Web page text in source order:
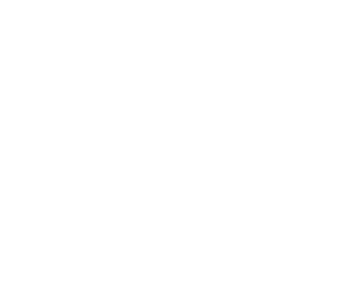
十月开幕，中国美妆出海俄罗